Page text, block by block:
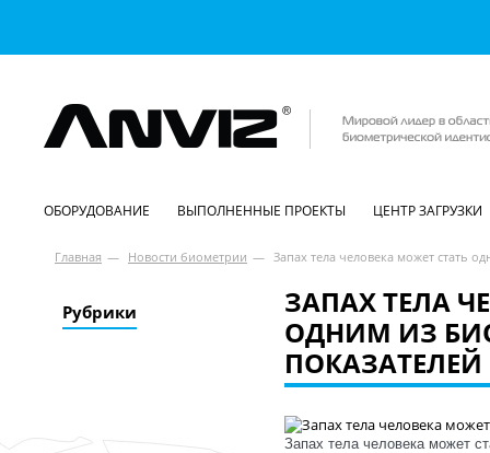
ОБОРУДОВАНИЕ ВЫПОЛНЕННЫЕ ПРОЕКТЫ ЦЕНТР ЗАГРУЗКИ
Главная — Новости биометрии — Запах тела человека может стать
Рубрики
ЗАПАХ ТЕЛА
ОДНИМ ИЗ
ПОКАЗАТЕЛЕЙ
Запах тела человека может